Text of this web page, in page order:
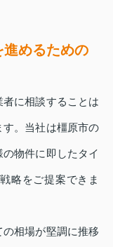
めるための
に相談することは
。当社は橿原市の
物件に即したタイ
略をご提案できま
相場が堅調に推移